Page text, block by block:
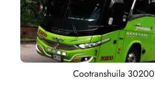
Cootranshuila 30200